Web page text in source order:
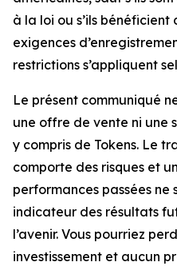
à la loi ou s’ils bénéficient
exigences
restrictions s’appliquent
Le présent communiqué
une offre de vente ni une
y compris de Tokens. Le
comporte des risques et
performances passées
indicateur des résultats
l’avenir. Vous pourriez
investissement et aucun